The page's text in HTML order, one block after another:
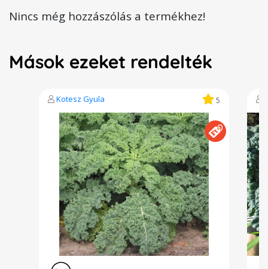
Nincs még hozzászólás a termékhez!
Mások ezeket rendelték
Kotesz Gyula 5